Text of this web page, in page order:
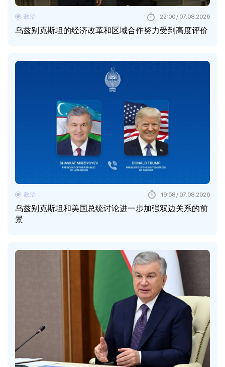
乌兹别克斯坦的经济改革和区域合作努力受到高度评价
政治 22:00 / 07.08.2026
乌兹别克斯坦和美国总统讨论进一步加强双边关系的前
景
政治 19:58 / 07.08.2026